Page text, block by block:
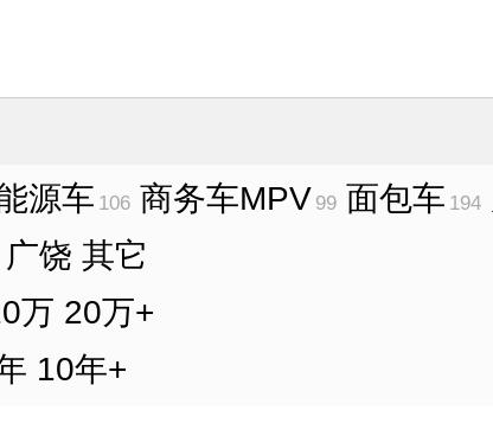
源车 106 商务车MPV 99 面包车 194
广饶 其它
万 20万+
10年+